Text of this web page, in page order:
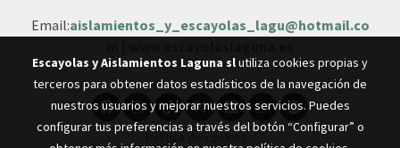
Email:aislamientos_y_escayolas_lagu@hotmail.co
Escayolas y Aislamientos Laguna slutiliza cookies propias y
terceros para obtener datos estadísticos de la navegación de
nuestros usuarios y mejorar nuestros servicios. Puedes
configurar tus preferencias a través del botón “Configurar” o